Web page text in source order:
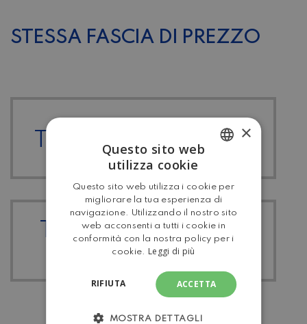
STESSA FASCIA DI PREZZO
TUTTI I WEINSBERG
TUTTI I CARAVAN-
ROULOTTE
ENGLISH
×
Questo sito web
utilizza cookie
Questo sito web utilizza i cookie per
migliorare la tua esperienza di
navigazione. Utilizzando il nostro sito
web acconsenti a tutti i cookie in
conformità con la nostra policy per i
cookie.
Leggi di più
ACCETTA
RIFIUTA
MOSTRA DETTAGLI